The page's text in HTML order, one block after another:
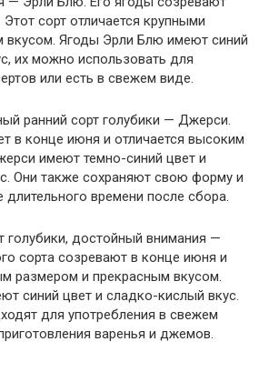
сорт отличается крупными
вкусом. Ягоды Эрли Блю имеют синий
их можно использовать для
или есть в свежем виде.
ранний сорт голубики — Джерси.
в конце июня и отличается высоким
имеют темно-синий цвет и
Они также сохраняют свою форму и
длительного времени после сбора.
голубики, достойный внимания —
сорта созревают в конце июня и
размером и прекрасным вкусом.
синий цвет и сладко-кислый вкус.
для употребления в свежем
варенья и джемов.